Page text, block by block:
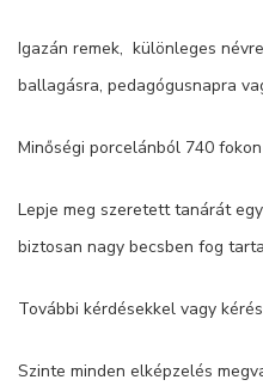
Igazán remek, különleges
ballagásra, pedagógusnapra
Minőségi porcelánból 740
Lepje meg szeretett tanárát
biztosan nagy becsben fog
További kérdésekkel vagy
Szinte minden elképzelés